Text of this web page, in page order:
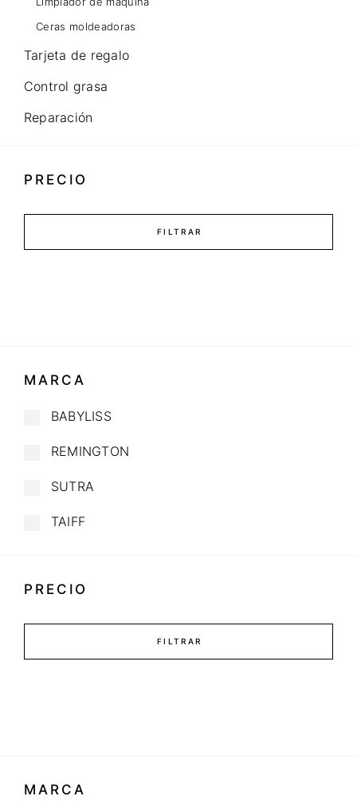
Ceras moldeadoras
Tarjeta de regalo
Control grasa
Reparación
PRECIO
FILTRAR
MARCA
BABYLISS
REMINGTON
SUTRA
TAIFF
PRECIO
FILTRAR
MARCA